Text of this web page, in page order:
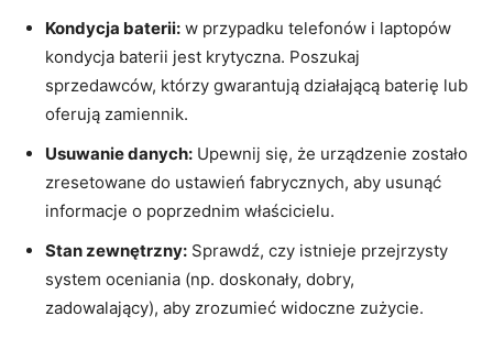
Kondycja baterii: w przypadku telefonów i laptopów
kondycja baterii jest krytyczna. Poszukaj
sprzedawców, którzy gwarantują działającą baterię lub
oferują zamiennik.
Usuwanie danych: Upewnij się, że urządzenie zostało
zresetowane do ustawień fabrycznych, aby usunąć
informacje o poprzednim właścicielu.
Stan zewnętrzny: Sprawdź, czy istnieje przejrzysty
system oceniania (np. doskonały, dobry,
zadowalający), aby zrozumieć widoczne zużycie.